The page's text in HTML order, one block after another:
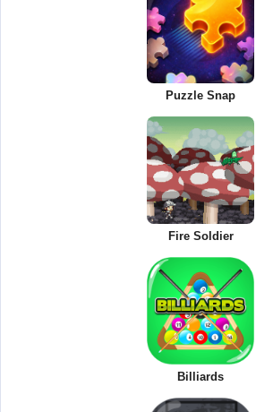
Puzzle Snap
Fire Soldier
Billiards